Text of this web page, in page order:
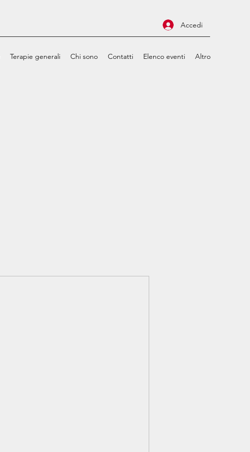
Accedi
Terapie generali Chi sono Contatti Elenco eventi Altro